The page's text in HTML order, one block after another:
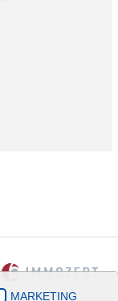
MARKETING